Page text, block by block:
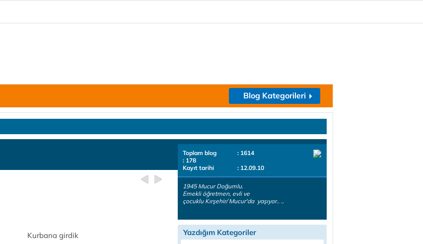
Blog Kategorileri
Kurbana girdik
Toplam blog
: 1614
: 178
Kayıt tarihi
: 12.09.10
1945 Mucur Doğumlu.
Emekli öğretmen, evli ve
çocuklu Kırşehir/ Mucur'da yaşıyor.. ..
Yazdığım Kategoriler